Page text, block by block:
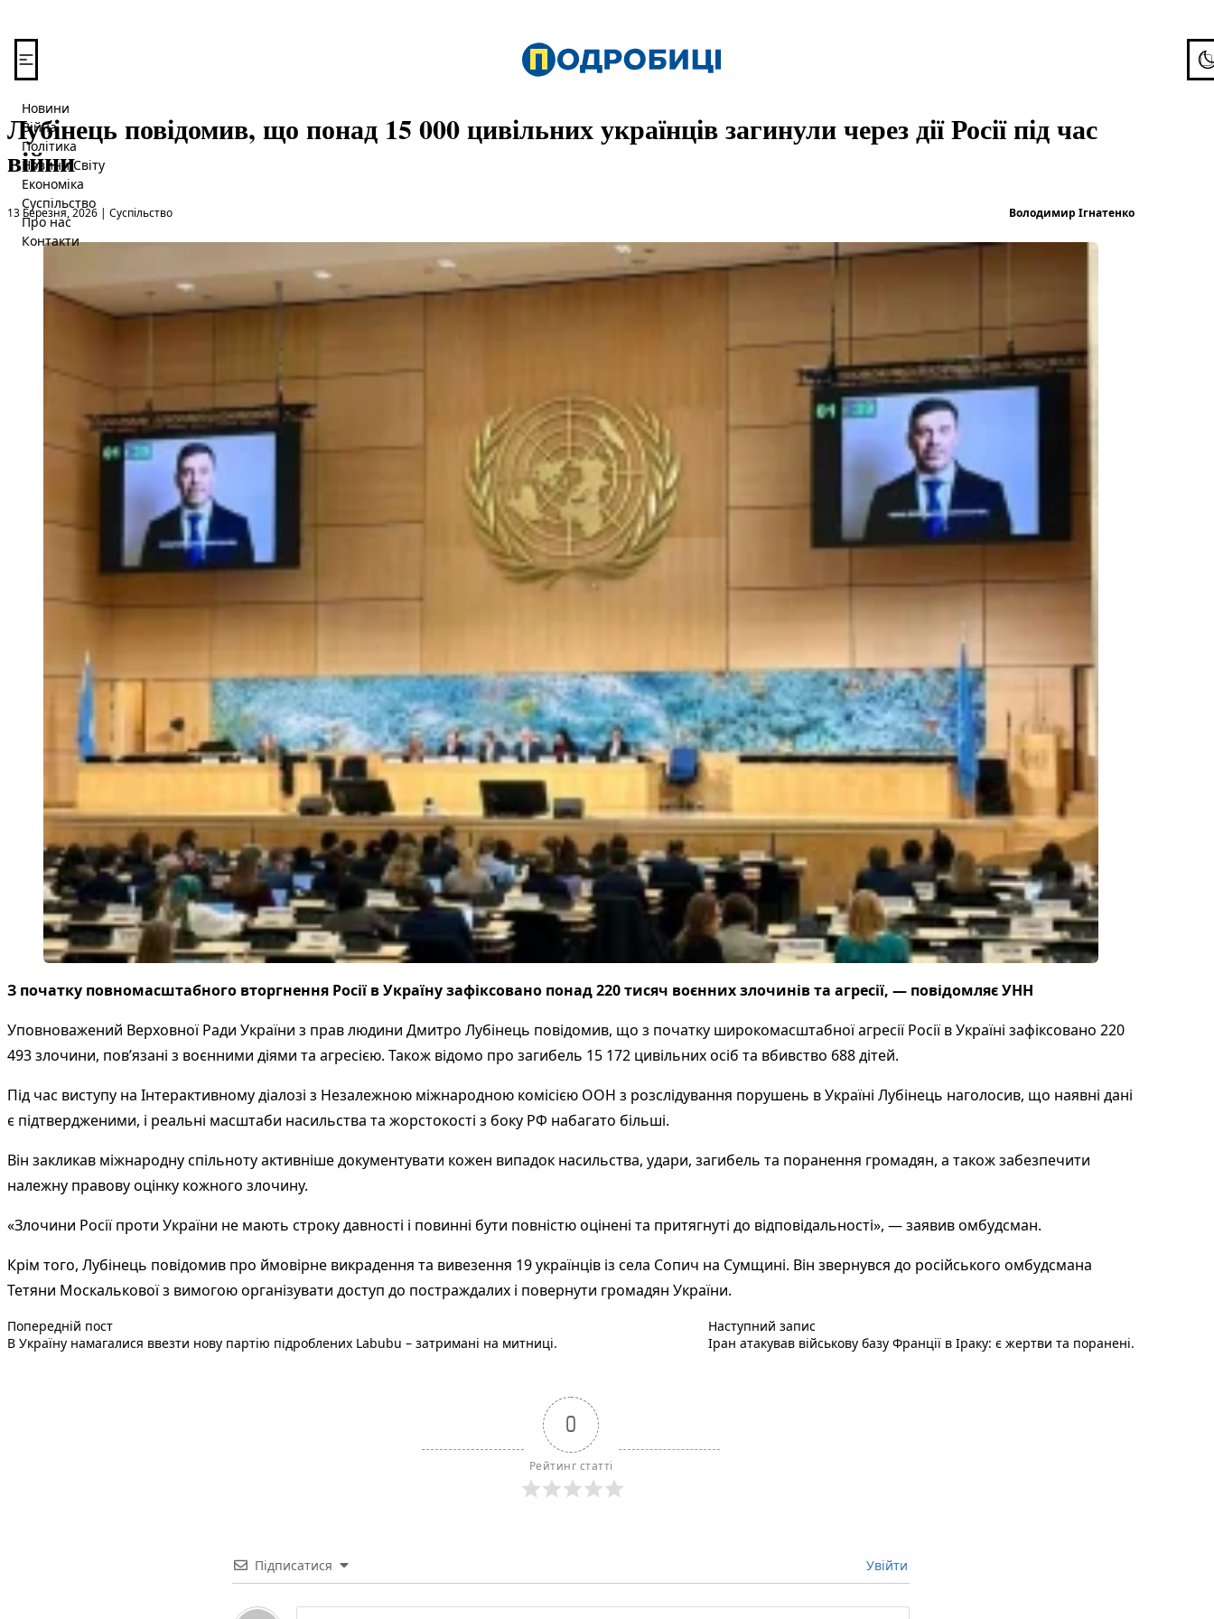
Новини
Війна
Політика
Новини Світу
Економіка
Суспільство
Про нас
Контакти
Лубінець повідомив, що понад 15 000 цивільних українців загинули через дії Росії під час
війни
13 Березня, 2026 |
Опубліковано вСуспільство Володимир Ігнатенко
З початку повномасштабного вторгнення Росії в Україну зафіксовано понад 220 тисяч воєнних злочинів та агресії, — повідомляє УНН
Уповноважений Верховної Ради України з прав людини Дмитро Лубінець повідомив, що з початку широкомасштабної агресії Росії в Україні зафіксовано 220
493 злочини, пов’язані з воєнними діями та агресією. Також відомо про загибель 15 172 цивільних осіб та вбивство 688 дітей.
Під час виступу на Інтерактивному діалозі з Незалежною міжнародною комісією ООН з розслідування порушень в Україні Лубінець наголосив, що наявні дані
є підтвердженими, і реальні масштаби насильства та жорстокості з боку РФ набагато більші.
Він закликав міжнародну спільноту активніше документувати кожен випадок насильства, удари, загибель та поранення громадян, а також забезпечити
належну правову оцінку кожного злочину.
«Злочини Росії проти України не мають строку давності і повинні бути повністю оцінені та притягнуті до відповідальності», — заявив омбудсман.
Крім того, Лубінець повідомив про ймовірне викрадення та вивезення 19 українців із села Сопич на Сумщині. Він звернувся до російського омбудсмана
Тетяни Москалькової з вимогою організувати доступ до постраждалих і повернути громадян України.
Навігація
записів
Попередній постПопередній запис:
В Україну намагалися ввезти нову партію підроблених Labubu – затримані на митниці.
Наступний записНаступний пост :
Іран атакував військову базу Франції в Іраку: є жертви та поранені.
0
Рейтинг статті
Підписатися Увійти